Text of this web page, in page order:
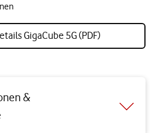
GigaCube 5G (PDF)
&